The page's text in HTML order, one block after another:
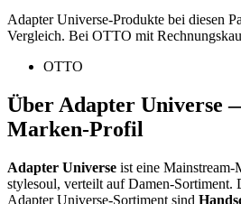
Adapter Universe-Produkte bei diesen
Vergleich. Bei OTTO mit
OTTO
ÜberAdapter Universe
Marken-Profil
Adapter Universe ist eine Mainstream-
stylesoul, verteilt auf Damen-Sortiment.
Adapter Universe-Sortiment sind